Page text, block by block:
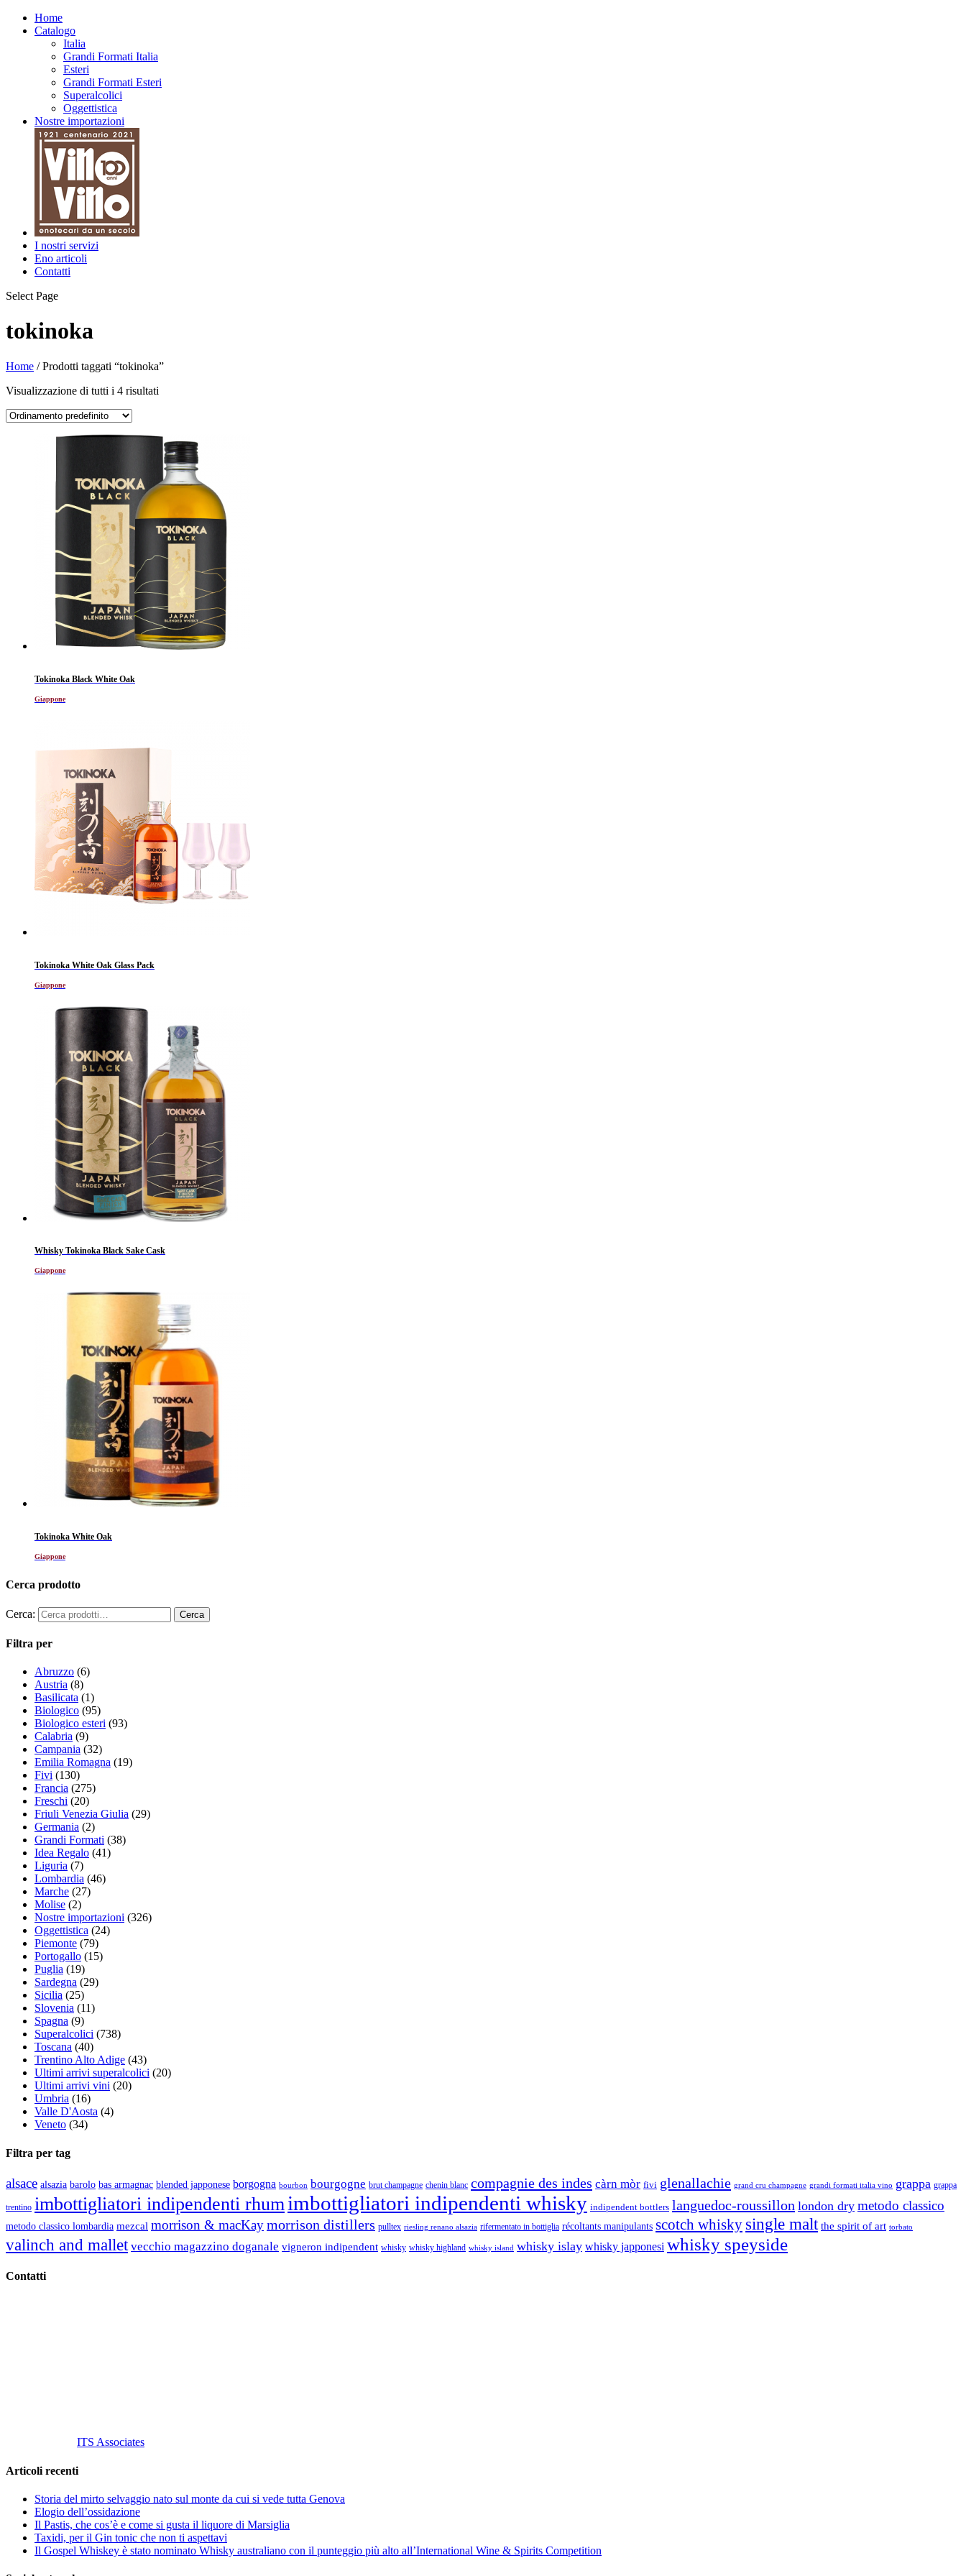
Home
Catalogo
Italia
Grandi Formati Italia
Esteri
Grandi Formati Esteri
Superalcolici
Oggettistica
Nostre importazioni
I nostri servizi
Eno articoli
Contatti
Select Page
tokinoka
Home / Prodotti taggati “tokinoka”
Visualizzazione di tutti i 4 risultati
Tokinoka Black White Oak
Giappone
Tokinoka White Oak Glass Pack
Giappone
Whisky Tokinoka Black Sake Cask
Giappone
Tokinoka White Oak
Giappone
Cerca prodotto
Cerca:
Filtra per
Abruzzo (6)
Austria (8)
Basilicata (1)
Biologico (95)
Biologico esteri (93)
Calabria (9)
Campania (32)
Emilia Romagna (19)
Fivi (130)
Francia (275)
Freschi (20)
Friuli Venezia Giulia (29)
Germania (2)
Grandi Formati (38)
Idea Regalo (41)
Liguria (7)
Lombardia (46)
Marche (27)
Molise (2)
Nostre importazioni (326)
Oggettistica (24)
Piemonte (79)
Portogallo (15)
Puglia (19)
Sardegna (29)
Sicilia (25)
Slovenia (11)
Spagna (9)
Superalcolici (738)
Toscana (40)
Trentino Alto Adige (43)
Ultimi arrivi superalcolici (20)
Ultimi arrivi vini (20)
Umbria (16)
Valle D'Aosta (4)
Veneto (34)
Filtra per tag
alsace alsazia barolo bas armagnac blended japponese borgogna bourbon bourgogne brut champagne chenin blanc compagnie des indes càrn mòr fivi glenallachie grand cru champagne grandi formati italia vino grappa grappa
trentino imbottigliatori indipendenti rhumimbottigliatori indipendenti whisky indipendent bottlers languedoc-roussillon london dry metodo classico
metodo classico lombardia mezcal morrison & macKaymorrison distillers pulltex riesling renano alsazia rifermentato in bottiglia récoltants manipulants scotch whisky single malt the spirit of art torbato
valinch and mallet vecchio magazzino doganale vigneron indipendent whisky whisky highland whisky island whisky islay whisky japponesi whisky speyside
Contatti
ITS Associates
Articoli recenti
Storia del mirto selvaggio nato sul monte da cui si vede tutta Genova
Elogio dell’ossidazione
Il Pastis, che cos’è e come si gusta il liquore di Marsiglia
Taxidi, per il Gin tonic che non ti aspettavi
Il Gospel Whiskey è stato nominato Whisky australiano con il punteggio più alto all’International Wine & Spirits Competition